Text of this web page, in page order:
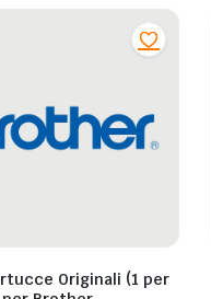
Originali (1 per